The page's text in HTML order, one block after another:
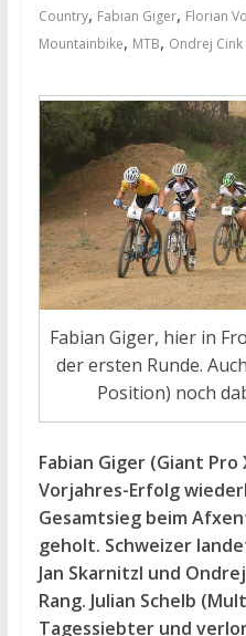
Country, Fabian Giger, Florian
Mountainbike, MTB, Ondrej Cink
Fabian Giger, hier in
der ersten Runde.
Position) noch
Fabian Giger (Giant Pro
Vorjahres-Erfolg
Gesamtsieg beim
geholt. Schweizer
Jan Skarnitzl und
Rang. Julian Schelb
Tagessiebter und